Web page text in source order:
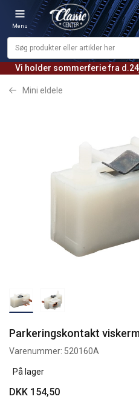
Vi holder sommerferie fra
Menu
Mini eldele
Parkeringskontakt
Varenummer: 520160A
På lager
DKK 154,50